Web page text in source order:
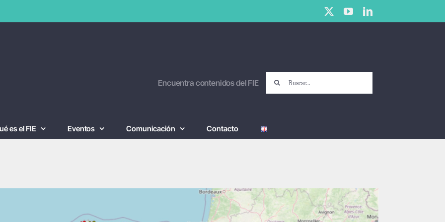
X YouTubeLinkedIn
Encuentra contenidos del FIE
es el FIE Eventos Comunicación Contacto